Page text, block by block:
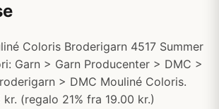
Coloris Broderigarn 4517 Summer
Garn > Garn Producenter > DMC >
> DMC Mouliné Coloris.
(regalo 21% fra 19.00 kr.)